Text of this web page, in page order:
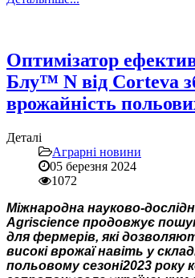
Оптимізатор
Блу™ N від Corteva
врожайність
Деталі
Аграрні новини
05 березня 2024
1072
Міжнародна науково-
Agriscience продовжує
для фермерів, які
високі врожаї навіть у
польовому сезоні2023 року